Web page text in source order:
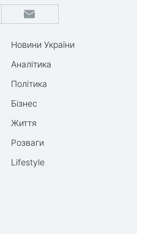
Новини України
Аналітика
Політика
Бізнес
Життя
Розваги
Lifestyle